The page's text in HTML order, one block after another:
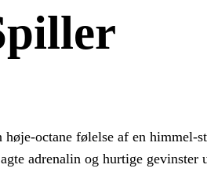
følelse af en
adrenalin og hurtige gevinster